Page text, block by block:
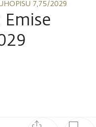
7,75/2029